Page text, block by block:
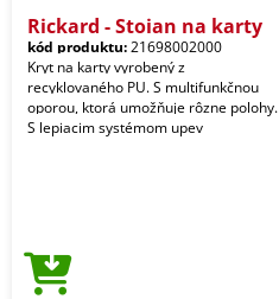
Rickard - Stojan na karty
kód produktu:21698002000
Kryt na karty vyrobený z
recyklovaného PU. S multifunkčnou
oporou, ktorá umožňuje rôzne polohy.
S lepiacim systémom upev